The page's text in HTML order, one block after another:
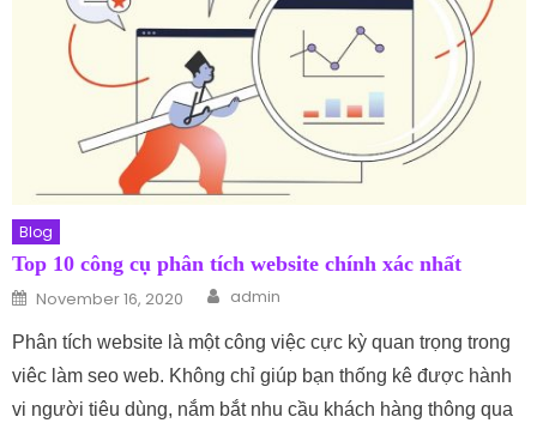
Blog
Top 10 công cụ phân tích website chính xác nhất
Posted on
November 16, 2020 Author
admin
Phân tích website là một công việc cực kỳ quan trọng trong
viêc làm seo web. Không chỉ giúp bạn thống kê được hành
vi người tiêu dùng, nắm bắt nhu cầu khách hàng thông qua